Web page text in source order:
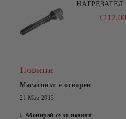
НАГРЕВАТЕЛ
€112.00
Новини
Магазинът е отворен
21 Мар 2013
Абонирай се за новини